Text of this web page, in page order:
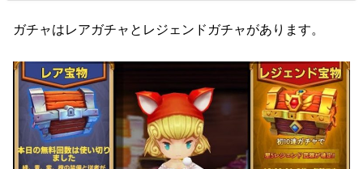
ガチャはレアガチャとレジェンドガチャがあります。